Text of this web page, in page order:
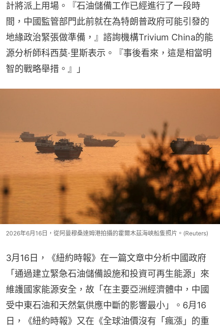
計將派上用場。『石油儲備工作已經進行了一段時
間，中國監管部門此前就在為特朗普政府可能引發的
地緣政治緊張做準備，』諮詢機構Trivium China的能
源分析師科西莫·里斯表示。『事後看來，這是相當明
智的戰略舉措。』」
2026年6月16日，從阿曼穆桑達姆港拍攝的霍爾木茲海峽船隻照片。(Reuters)
3月16日，《紐約時報》在一篇文章中分析中國政府
「通過建立緊急石油儲備設施和投資可再生能源」來
維護國家能源安全，故「在主要亞洲經濟體中，中國
受中東石油和天然氣供應中斷的影響最小」。6月16
日，《紐約時報》又在《全球油價沒有「瘋漲」的重